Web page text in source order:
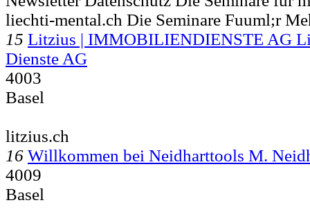
liechti-mental.ch Die Seminare Fuuml;r
15 Litzius | IMMOBILIENDIENSTE AG
Dienste AG
4003
Basel
litzius.ch
16 Willkommen bei Neidharttools M.
4009
Basel